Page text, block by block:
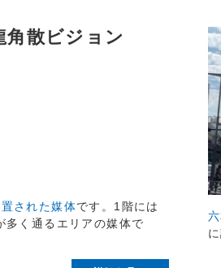
角散ビジョン
された媒体です。1階には
多く通るエリアの媒体で